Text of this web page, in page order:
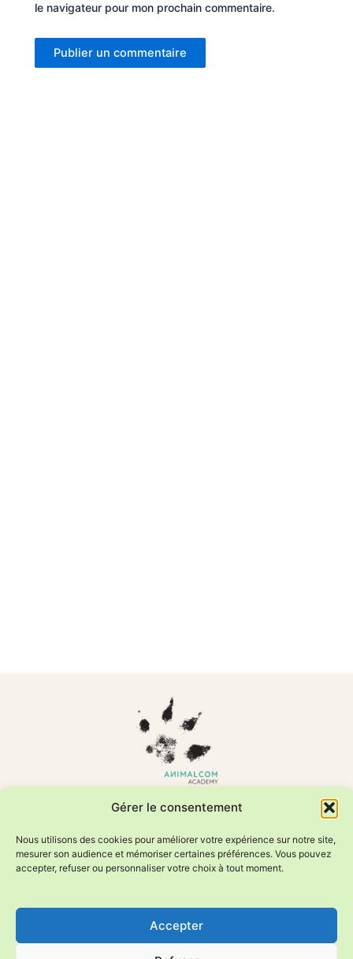
Gérer le consentement
Nous utilisons des cookies pour améliorer votre expérience sur notre site,
mesurer son audience et mémoriser certaines préférences. Vous pouvez
accepter, refuser ou personnaliser votre choix à tout moment.
Accepter
le navigateur pour mon prochain commentaire.
Formations en comportement animal et relation humain–animal
Valérie
info@animalcom.academy
Rue des Flaches 9